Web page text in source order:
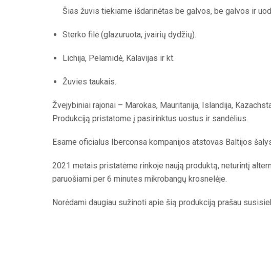
Šias žuvis tiekiame išdarinėtas be galvos, be galvos ir
Sterko filė (glazuruota, įvairių dydžių).
Lichija, Pelamidė, Kalavijas ir kt.
Žuvies taukais.
Žvejybiniai rajonai – Marokas, Mauritanija, Islandija,
Produkciją pristatome į pasirinktus uostus ir sandėlius.
Esame oficialus Iberconsa kompanijos atstovas Baltijos
2021 metais pristatėme rinkoje naują produktą, neturintį
paruošiami per 6 minutes mikrobangų krosnelėje.
Norėdami daugiau sužinoti apie šią produkciją prašau